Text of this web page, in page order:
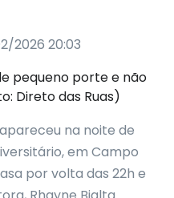
2026 20:03
pequeno porte e não
Direto das Ruas)
na noite de
em Campo
por volta das 22h e